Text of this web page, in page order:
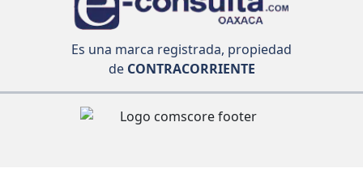
Es una marca registrada, propiedad
deCONTRACORRIENTE